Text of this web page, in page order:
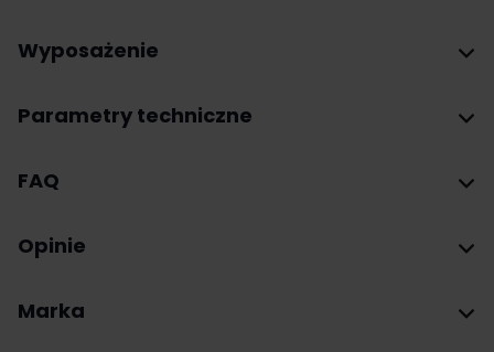
Wyposażenie
Parametry techniczne
FAQ
Opinie
Marka